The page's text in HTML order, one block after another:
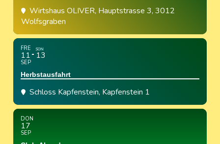
Wirtshaus OLIVER, Hauptstrasse 3, 3012
Wolfsgraben
FRE
11
SEP
SON
13
Herbstausfahrt
Schloss Kapfenstein, Kapfenstein 1
DON
17
SEP